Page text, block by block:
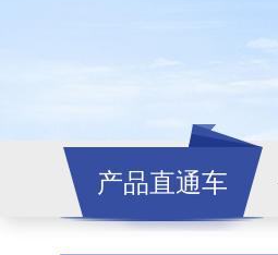
产品直通车